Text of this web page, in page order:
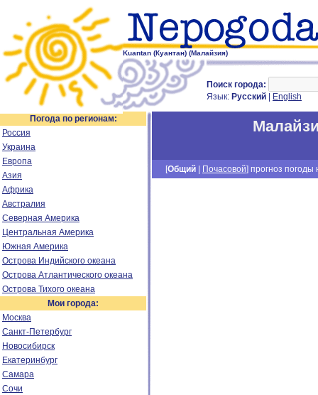
Kuantan (Куантан) (Малайзия)
Поиск города:
Язык: Русский English
Погода по регионам:
Россия
Украина
Европа
Азия
Африка
Австралия
Северная Америка
Центральная Америка
Южная Америка
Острова Индийского океана
Острова Атлантического океана
Острова Тихого океана
Мои города:
Москва
Санкт-Петербург
Новосибирск
Екатеринбург
Самара
Сочи
[Общий Почасовой] прогноз погоды